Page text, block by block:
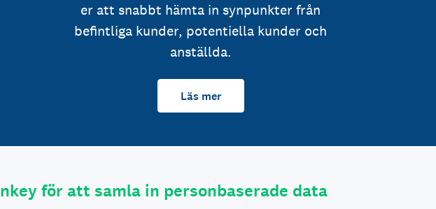
er att snabbt hämta in synpunkter från
befintliga kunder, potentiella kunder och
anställda.
Läs mer
för att samla in personbaserade data